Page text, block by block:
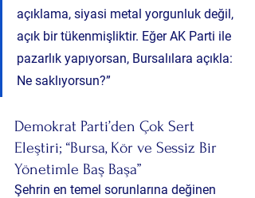
açıklama, siyasi metal yorgunluk değil,
açık bir tükenmişliktir. Eğer AK Parti ile
pazarlık yapıyorsan, Bursalılara açıkla:
Ne saklıyorsun?”
Demokrat Parti’den Çok Sert
Eleştiri; “Bursa, Kör ve Sessiz Bir
Yönetimle Baş Başa”
Şehrin en temel sorunlarına değinen